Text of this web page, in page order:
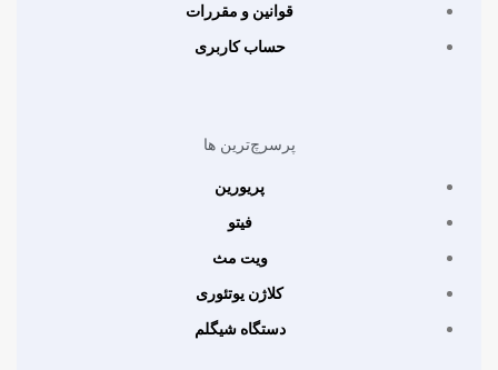
قوانین و مقررات
حساب کاربری
پرسرچ‌ترین ها
پریورین
فیتو
ویت مث
کلاژن یوتئوری
دستگاه شیگلم